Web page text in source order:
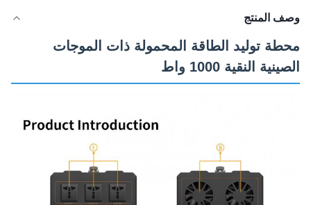
وصف المنتج
محطة توليد الطاقة المحمولة ذات الموجات
الصينية النقية 1000 واط